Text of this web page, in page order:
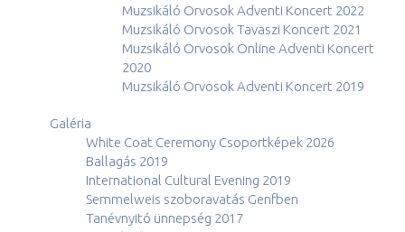
Muzsikáló Orvosok Adventi Koncert 2022
Muzsikáló Orvosok Tavaszi Koncert 2021
Muzsikáló Orvosok Online Adventi Koncert
2020
Muzsikáló Orvosok Adventi Koncert 2019
Galéria
White Coat Ceremony Csoportképek 2026
Ballagás 2019
International Cultural Evening 2019
Semmelweis szoboravatás Genfben
Tanévnyitó ünnepség 2017